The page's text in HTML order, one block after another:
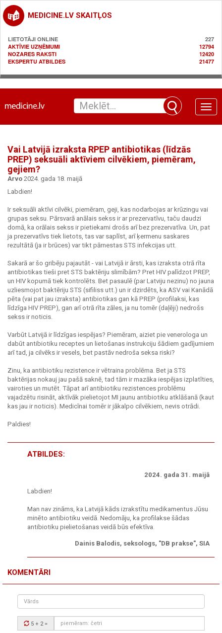
MEDICINE.LV SKAITĻOS
LIETOTĀJI ONLINE
227
AKTĪVIE UZŅĒMUMI
12794
NOZARES RAKSTI
12420
EKSPERTU ATBILDES
21477
Toggle
Vai Latvijā izraksta RPEP antibiotikas (līdzās
PREP) seksuāli aktīviem cilvēkiem, piemēram,
gejiem?
Arvo 2024. gada 18. maijā
Labdien!
Ir seksuāli aktīvi cilvēki, piemēram, geji, kas nodarbojas ar krūzingu vai
grupas seksu. Pārsvarā anālais sekss ir ar prezervatīvu, taču daudzi
domā, ka orālais sekss ir pietiekami drošs arī bez prezervatīva. Un, pat
ja prezervatīvs tiek lietots, tas var saplīst, arī ķermenu saskares
rezultātā (ja ir brūces) var tikt pārnestas STS infekcijas utt.
Sakarā ar šo gribēju pajautāt - vai Latvijā ir ārsti, kas izraksta otrā rīta
antibiotikas tieši pret STS baktēriju slimībām? Pret HIV palīdzot PREP,
un HIV kopumā tiek kontrolēts. Bet pasaulē (par Latviju nezinu) no jauna
uzliesmojot baktēriju STS (sifiliss utt.) un ir dzirdēts, ka ASV vai Kanādā
pēta (vai pat jau izraksta) antibiotikas gan kā PREP (profilaksi, kas
līdzīga HIV PREP), gan arī otrā rīta zāles, ja nu tomēr (daļēji) nedrošs
sekss ir noticis.
Varbūt Latvijā ir līdzīgas iespējas? Piemēram, aiziet pie venerologa un
dabūt antibiotiku receptes un lietošanas instrukciju šādiem gadījumiem
arī tad, ja cilvēks ir vesels, bet pastāv nedroša seksa riski?
Zinu, ka antibiotiku rezistence ir vētraina problēma. Bet ja STS
baktērijas nokauj jau pašā saknē, tad tām ir mazāka iespējas izplatīties,
vairoties un mutēt. Tāpat arī antibiotiku rezistences problēmu
vajadzētu risināt, aktīvāk pielietojot MI jaunu antibiotiku atklāšanā (kaut
kas jau ir noticis). Medicīnai tomēr ir jākalpo cilvēkiem, nevis otrādi.
Paldies!
ATBILDES:
2024. gada 31. maijā
Labdien!
Man nav zināms, ka Latvijā kāds izrakstītu medikamentus Jūsu
minēto antibiotiku veidā. Nedomāju, ka profilakse šādas
antibiotiku pielietošanas veidā būs efektīva.
Dainis Balodis, seksologs, "DB prakse", SIA
KOMENTĀRI
Vārds
Drošības
kods:
5 + 2=